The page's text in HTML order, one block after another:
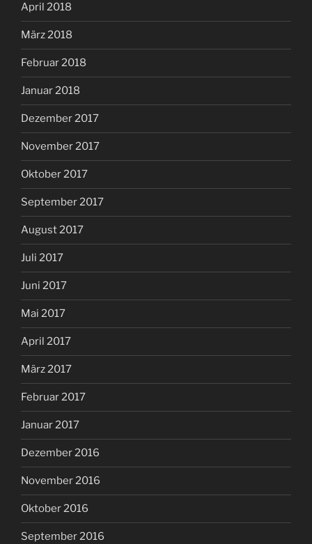
April 2018
März 2018
Februar 2018
Januar 2018
Dezember 2017
November 2017
Oktober 2017
September 2017
August 2017
Juli 2017
Juni 2017
Mai 2017
April 2017
März 2017
Februar 2017
Januar 2017
Dezember 2016
November 2016
Oktober 2016
September 2016